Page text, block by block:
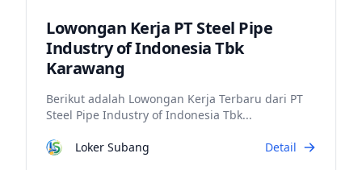
Lowongan Kerja PT Steel Pipe
Industry of Indonesia Tbk
Karawang
Berikut adalah Lowongan Kerja Terbaru dari PT
Steel Pipe Industry of Indonesia Tbk...
Loker Subang Detail